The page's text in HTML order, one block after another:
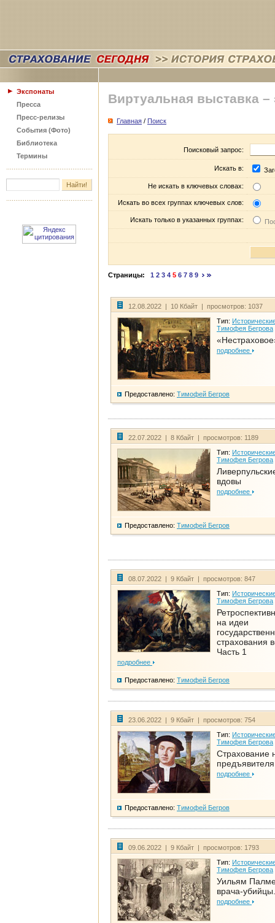
Экспонаты
Пресса
Пресс-релизы
События (Фото)
Библиотека
Термины
Виртуальная выставка –
Главная / Поиск
Поисковый запрос:
Искать в:
Не искать в ключевых словах:
Искать во всех группах ключевых слов:
Искать только в указанных группах:
Страницы: 1 2 3 4 5 6 7 8 9
12.08.2022 | 10 Кбайт | просмотров: 1037
Тип:
Тимофея Бегрова
подробнее
Предоставлено: Тимофей Бегров
22.07.2022 | 8 Кбайт | просмотров: 1189
Тип:
Тимофея Бегрова
вдовы
подробнее
Предоставлено: Тимофей Бегров
08.07.2022 | 9 Кбайт | просмотров: 847
Тип:
Тимофея Бегрова
на идеи
страхования
Часть 1
подробнее
Предоставлено: Тимофей Бегров
23.06.2022 | 9 Кбайт | просмотров: 754
Тип:
Тимофея Бегрова
Страхование
предъявителя
подробнее
Предоставлено: Тимофей Бегров
09.06.2022 | 9 Кбайт | просмотров: 1793
Тип:
Тимофея Бегрова
Уильям
врача-
подробнее